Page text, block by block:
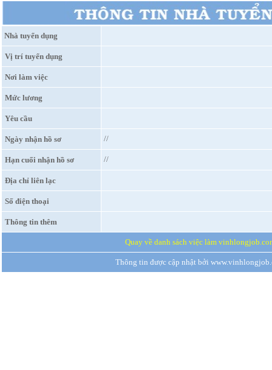
Nhà tuyển dụng
Vị trí tuyển dụng
Nơi làm việc
Mức lương
Yêu cầu
Ngày nhận hồ sơ //
Hạn cuối nhận hồ sơ //
Địa chỉ liên lạc
Số điện thoại
Thông tin thêm
Quay về danh sách việc làm
Thông tin được cập nhật bởi